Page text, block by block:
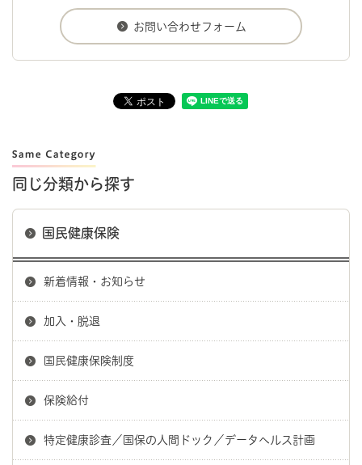
同じ分類から探す
国民健康保険
新着情報・お知らせ
加入・脱退
国民健康保険制度
保険給付
特定健康診査／国保の人間ドック／データヘルス計画